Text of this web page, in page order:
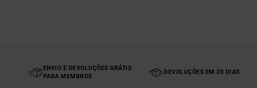
ENVIO E DEVOLUÇÕES GRÁTIS
PARA MEMBROS
DEVOLUÇÕES EM 30 DIAS